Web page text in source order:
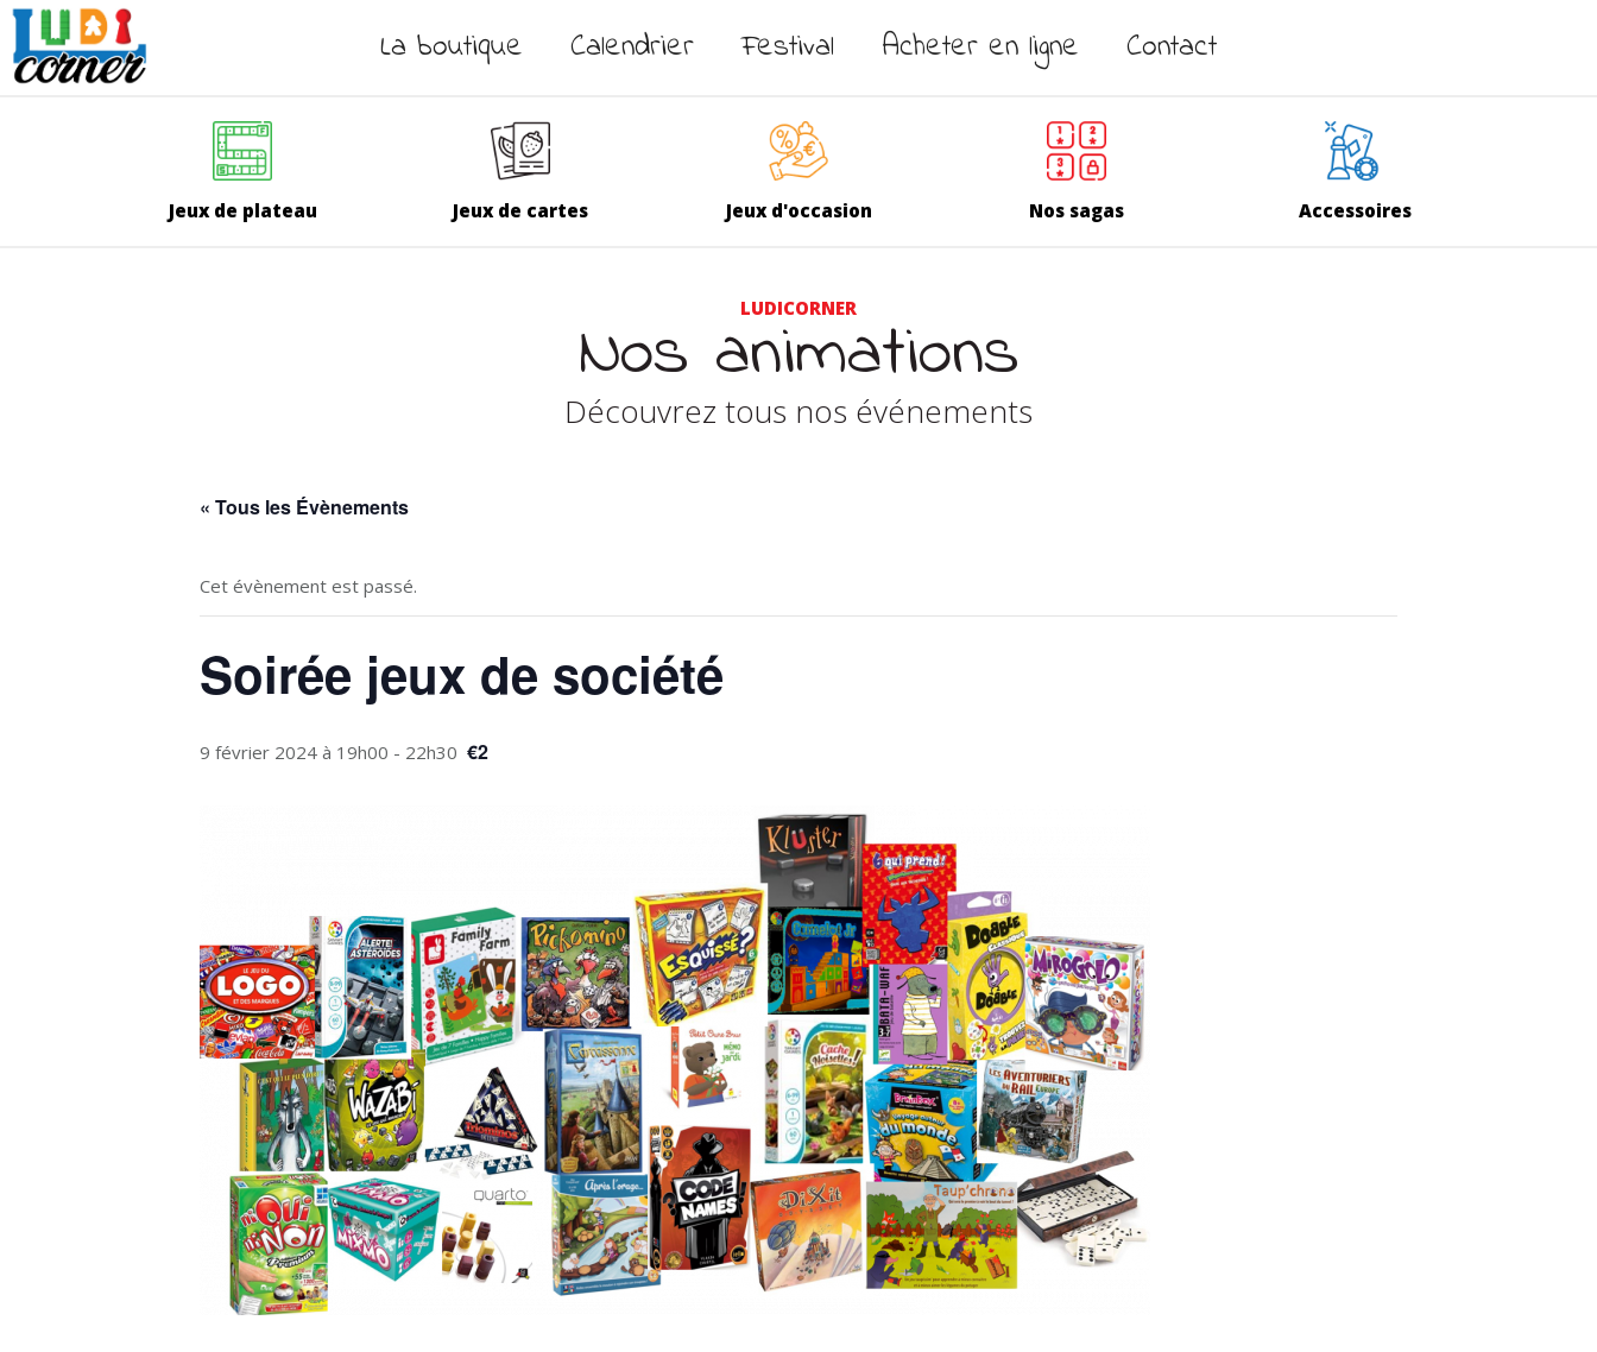
La boutique Calendrier Festival Acheter en ligne Contact
Jeux de plateau Jeux de cartes Jeux d'occasion Nos sagas Accessoires
LUDICORNER
Nos animations
Découvrez tous nos événements
« Tous les Évènements
Cet évènement est passé.
Soirée jeux de société
9 février 2024 à 19h00 - 22h30 €2